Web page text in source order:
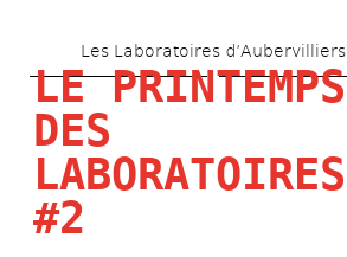
au
contenu
Les Laboratoires d’Aubervilliers
LE PRINTEMPS
DES
LABORATOIRES
#2